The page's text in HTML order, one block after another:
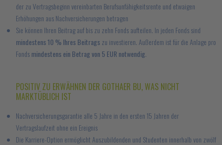
der zu Vertragsbeginn vereinbarten Berufsunfähigkeitsrente und etwaigen
Erhöhungen aus Nachversicherungen betragen
Sie können Ihren Beitrag auf bis zu zehn Fonds aufteilen. In jeden Fonds sind
mindestens 10 % Ihres Beitrags zu investieren. Außerdem ist für die Anlage pro
Fondsmindestens ein Betrag von 5 EUR notwendig.
POSITIV ZU ERWÄHNEN DER GOTHAER BU, WAS NICHT
MARKTÜBLICH IST
Nachversicherungsgarantie alle 5 Jahre in den ersten 15 Jahren der
Vertragslaufzeit ohne ein Ereignis
Die Karriere-Option ermöglicht Auszubildenden und Studenten innerhalb von zwölf